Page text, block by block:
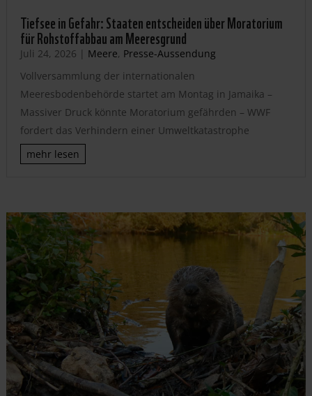
Tiefsee in Gefahr: Staaten entscheiden über Moratorium
für Rohstoffabbau am Meeresgrund
Juli 24, 2026 | Meere, Presse-Aussendung
Vollversammlung der internationalen
Meeresbodenbehörde startet am Montag in Jamaika –
Massiver Druck könnte Moratorium gefährden – WWF
fordert das Verhindern einer Umweltkatastrophe
mehr lesen